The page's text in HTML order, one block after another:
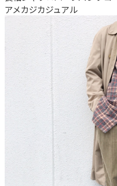
アメカジカジュアル